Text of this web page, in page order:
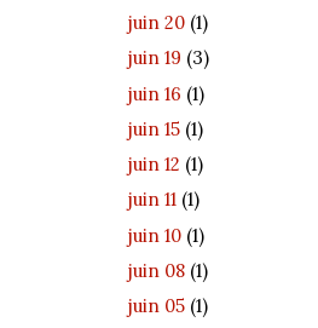
juin 20 (1)
juin 19 (3)
juin 16 (1)
juin 15 (1)
juin 12 (1)
juin 11 (1)
juin 10 (1)
juin 08 (1)
juin 05 (1)